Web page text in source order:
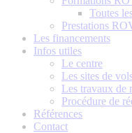
Toutes
Prestations
Les financements
Infos utiles
Le centre
Les sites de
Les travaux de
Procédure de
Références
Contact